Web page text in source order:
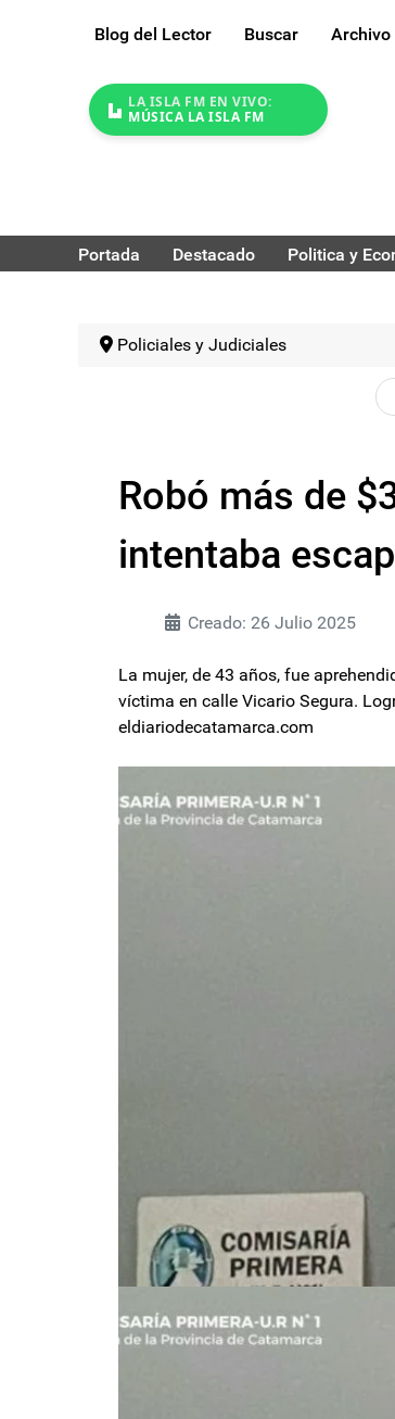
Blog del Lector Buscar Archivo
LA ISLA FM EN VIVO:
MÚSICA LA ISLA FM
Portada Destacado Politica y
Policiales y Judiciales
Robó más de
intentaba
Creado: 26 Julio 2025
La mujer, de 43 años, fue
víctima en calle Vicario Segura.
eldiariodecatamarca.com